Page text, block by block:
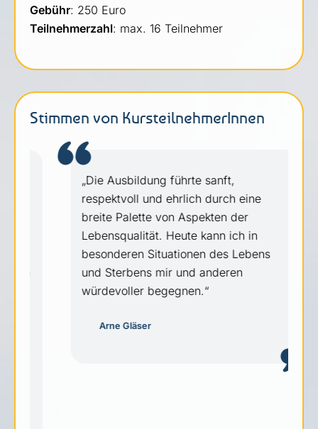
Gebühr: 250 Euro
Teilnehmerzahl: max. 16 Teilnehmer
Stimmen von KursteilnehmerInnen
„Die Ausbildung führte sanft,
respektvoll und ehrlich durch eine
breite Palette von Aspekten der
Lebensqualität. Heute kann ich in
besonderen Situationen des Lebens
und Sterbens mir und anderen
würdevoller begegnen.“
Arne Glä­ser